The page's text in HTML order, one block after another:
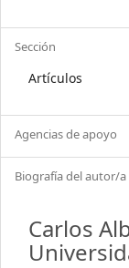
Sección
Artículos
Agencias de apoyo
Biografía del autor/a
Carlos